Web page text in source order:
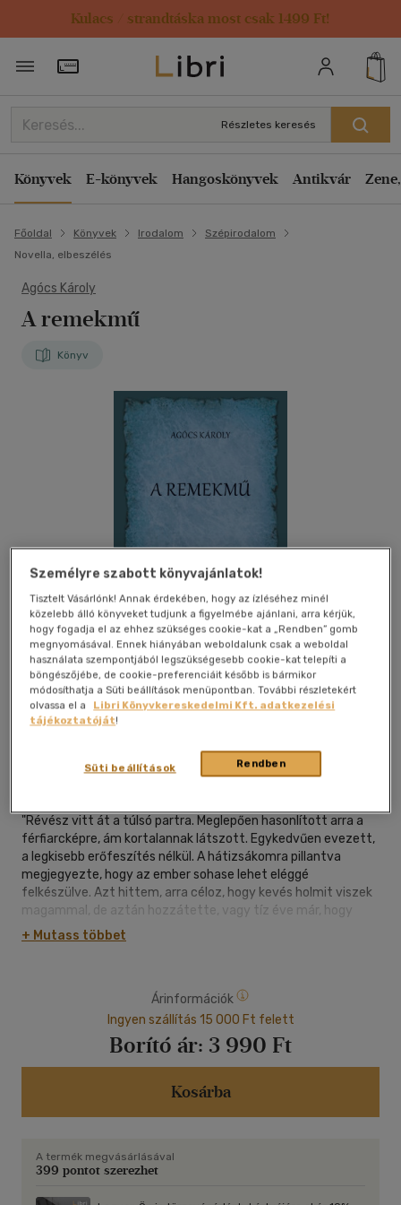
Kulacs / strandtáska most csak 1499 Ft!
Törzsvásárlói Kártya adatai
Részletes keresés
Könyvek E-könyvek Hangoskönyvek Antikvár
Főoldal Könyvek Irodalom
Szépirodalom
Novella, elbeszélés
Agócs Károly
A remekmű
Könyv
Kívánságlistához adom Megosztom
Napkút Kiadó Kft|2025|magyar nyelvű|cérnafűzött,
"Révész vitt át a túlsó partra. Meglepően hasonlított arra a
férfiarcképre, ám kortalannak látszott. Egykedvűen evezett,
a legkisebb erőfeszítés nélkül. A hátizsákomra pillantva
megjegyezte, hogy az ember sohase lehet eléggé
felkészülve. Azt hittem, arra céloz, hogy kevés holmit viszek
magammal, de aztán hozzátette, vagy tíz éve már, hogy
átvitt a folyón egy vándort, akinek a botján kívül semmije
sem volt. Akkor igencsak fel lehetett készülve, élcelődtem.
vállalkozás elsősorban a lélek próbatétele, mondta erre. Nem
erősségem a bölcselkedés; hogy másra tereljem a szót,
megkérdeztem, mit lehet tudni a láthatatlan labirintusról.
Nem lepődött meg.
- A szellemlabirintusról? - kérdezett vissza helyesbítőleg. -
Nem sokat. Úgy tartják, nincsenek falai, és bárhol lehet
Mosolyogtam magamban.
- És aki nem tud imádkozni? - kérdeztem, merthogy én nem
tudtam.
+ Mutass többet
Árinformációk
Ingyen szállítás 15 000 Ft felett
Borító ár: 3 990 Ft
Kosárba
A termék megvásárlásával
399 pontot szerezhet
Személyre szabott könyvajánlatok!
Tisztelt Vásárlónk! Annak érdekében, hogy az ízléséhez minél
közelebb álló könyveket tudjunk a figyelmébe ajánlani, arra kérjük,
hogy fogadja el az ehhez szükséges cookie-kat a „Rendben” gomb
megnyomásával. Ennek hiányában weboldalunk csak a weboldal
használata szempontjából legszükségesebb cookie-kat telepíti a
böngészőjébe, de cookie-preferenciáit később is bármikor
módosíthatja a Süti beállítások menüpontban. További részletekért
olvassa el a
Libri Könyvkereskedelmi Kft. adatkezelési
tájékoztatóját!
Rendben
Süti beállítások